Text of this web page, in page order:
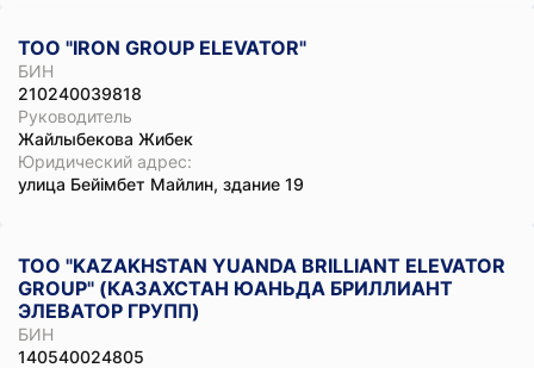
ТОО "IRON GROUP ELEVATOR"
БИН
210240039818
Руководитель
Жайлыбекова Жибек
Юридический адрес:
улица Бейімбет Майлин, здание 19
ТОО "KAZAKHSTAN YUANDA BRILLIANT ELEVATOR
GROUP" (КАЗАХСТАН ЮАНЬДА БРИЛЛИАНТ
ЭЛЕВАТОР ГРУПП)
БИН
140540024805